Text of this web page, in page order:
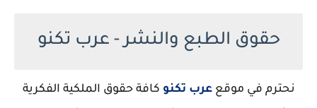
حقوق الطبع والنشر - عرب تكنو
نحترم في موقععرب تكنو كافة حقوق الملكية الفكرية